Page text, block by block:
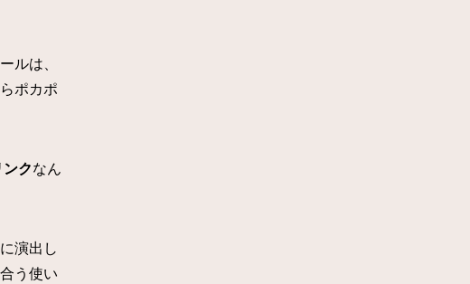
ルは、
ポカポ
クなん
演出し
う使い